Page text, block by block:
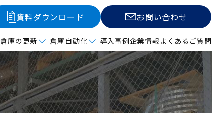
資料ダウンロード お問い合わせ
庫の更新 倉庫自動化 導入事例企業情報 よくあるご質問